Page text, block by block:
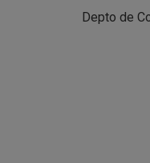
Depto de